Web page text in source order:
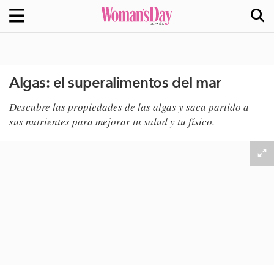
Algas: el superalimentos del mar
Descubre las propiedades de las algas y saca partido a
sus nutrientes para mejorar tu salud y tu físico.